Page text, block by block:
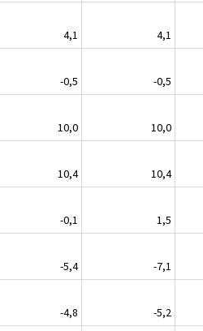
4,1
4,1
-0,5
-0,5
10,0
10,0
10,4
10,4
-0,1
1,5
-5,4
-7,1
-4,8
-5,2